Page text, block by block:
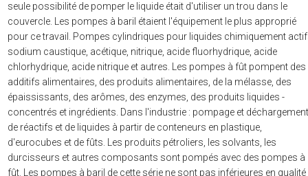
seule possibilité de pomper le liquide était d'utiliser un trou dans le
couvercle. Les pompes à baril étaient l'équipement le plus approprié
pour ce travail. Pompes cylindriques pour liquides chimiquement
sodium caustique, acétique, nitrique, acide fluorhydrique, acide
chlorhydrique, acide nitrique et autres. Les pompes à fût pompent des
additifs alimentaires, des produits alimentaires, de la mélasse, des
épaississants, des arômes, des enzymes, des produits liquides -
concentrés et ingrédients. Dans l'industrie : pompage et déchargement
de réactifs et de liquides à partir de conteneurs en plastique,
d'eurocubes et de fûts. Les produits pétroliers, les solvants, les
durcisseurs et autres composants sont pompés avec des pompes à
fût. Les pompes à baril de cette série ne sont pas inférieures en qualité